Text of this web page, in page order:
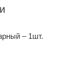
– 1шт.